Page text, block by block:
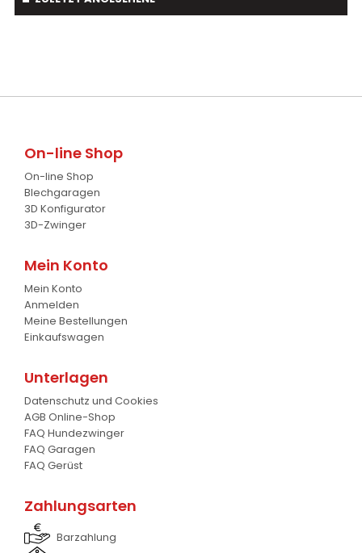
Baumgreifer
Schaufel
Gabel
Krokodil Gabel und Schaufel
Planierschild
Silageschieber
Frontanbau Kat. 1 und Kat.2
ANDERE
Astschaber 1
On-line Shop
On-line Shop
Blechgaragen
3D Konfigurator
3D-Zwinger
Mein Konto
Mein Konto
Anmelden
Meine Bestellungen
Einkaufswagen
Unterlagen
Datenschutz und Cookies
AGB Online-Shop
FAQ Hundezwinger
FAQ Garagen
FAQ Gerüst
Zahlungsarten
Barzahlung